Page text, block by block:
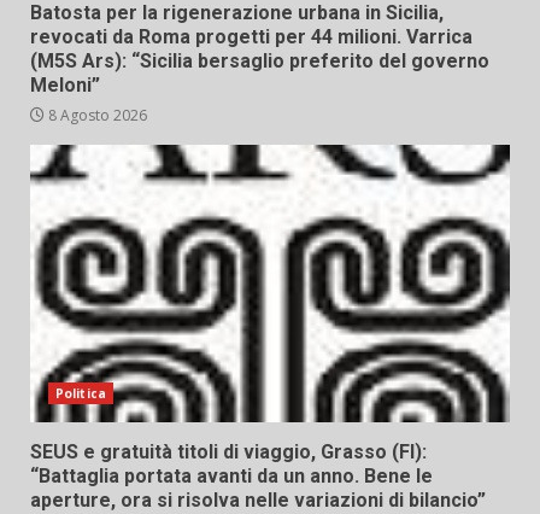
Batosta per la rigenerazione urbana in Sicilia,
revocati da Roma progetti per 44 milioni. Varrica
(M5S Ars): “Sicilia bersaglio preferito del governo
Meloni”
8 Agosto 2026
Politica
SEUS e gratuità titoli di viaggio, Grasso (FI):
“Battaglia portata avanti da un anno. Bene le
aperture, ora si risolva nelle variazioni di bilancio”